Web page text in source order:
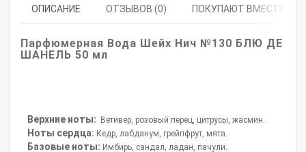
ОПИСАНИЕ ОТЗЫВОВ (0) ПОКУПАЮТ ВМЕСТЕ
Парфюмерная Вода Шейх Нич №130 БЛЮ ДЕ
ШАНЕЛЬ 50 мл
Верхние ноты: Ветивер, розовый перец, цитрусы, жасмин.
Ноты сердца: Кедр, лабданум, грейпфрут, мята.
Базовые ноты: Имбирь, сандал, ладан, пачули.